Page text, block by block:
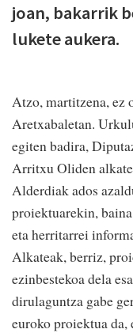
joan, bakarrik
lukete aukera.
Atzo, martitzena, ez
Aretxabaletan.
egiten badira,
Arritxu Oliden
Alderdiak ados
proiektuarekin,
eta herritarrei
Alkateak, berriz,
ezinbestekoa dela
dirulaguntza gabe
euroko proiektua